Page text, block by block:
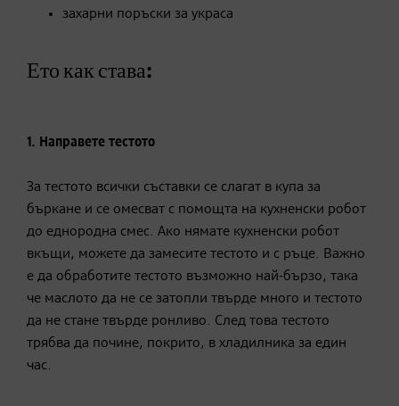
захарни поръски за украса
Ето как става:
1. Направете тестото
За тестото всички съставки се слагат в купа за
бъркане и се омесват с помощта на кухненски робот
до еднородна смес. Ако нямате кухненски робот
вкъщи, можете да замесите тестото и с ръце. Важно
е да обработите тестото възможно най-бързо, така
че маслото да не се затопли твърде много и тестото
да не стане твърде ронливо. След това тестото
трябва да почине, покрито, в хладилника за един
час.